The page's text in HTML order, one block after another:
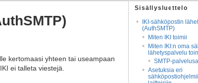
Sisällysluettelo
IKI-sähköpostin
(AuthSMTP)
Miten IKI toimii
Miten IKI:n oma
lähetyspalvelu
SMTP-
Asetuksia eri
kertomaasi yhteen tai useampaan
ei talleta viestejä.